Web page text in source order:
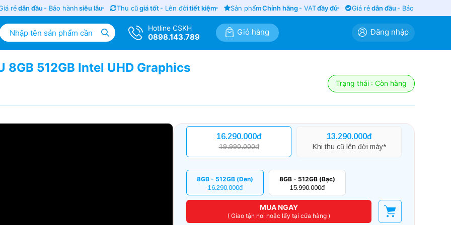
rẻdẫn đầu- Bảo hànhsiêu lâu Thu cũ giá tốt - Lên đời tiết kiệm Sản phẩmChính hãng- VATđầy đủ Giá rẻdẫn đầu- Bảo hành
Hotline CSKH
0898.143.789
Giỏ hàng Đăng nhập
512GB Intel UHD Graphics
Trạng thái : Còn hàng
16.290.000đ
19.990.000đ
13.290.000đ
Khi thu cũ lên đời máy*
8GB - 512GB (Đen)
16.290.000đ
8GB - 512GB (Bạc)
15.990.000đ
MUA NGAY
( Giao tận nơi hoặc lấy tại cửa hàng )